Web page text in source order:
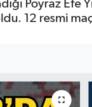
Poyraz Efe
12 resmi